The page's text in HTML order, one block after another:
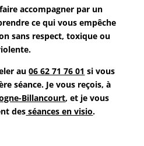
accompagner par un
ce qui vous empêche
sans respect, toxique ou
au06 62 71 76 01 si vous
séance. Je vous reçois, à
Billancourt, et je vous
des séances en visio.